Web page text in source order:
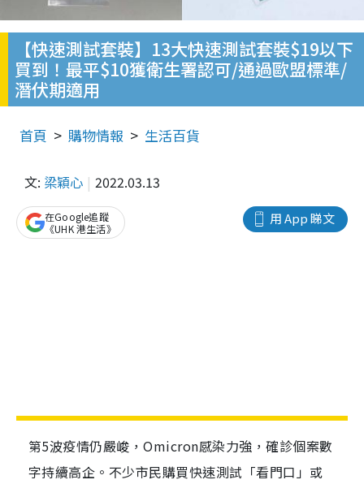
【快速測試套裝】13大快速測試套裝$19以下
買到！最平$10獲衛生署認可/通過歐盟標準/
潛伏期適用
首頁 購物情報 生活百貨
文: 梁穎心 2022.03.13
用 App 睇文
在Google追蹤
《UHK 港生活》
第5波疫情仍嚴峻，Omicron感染力強，確診個案數
字持續高企。不少市民購買快速測試「看門口」或